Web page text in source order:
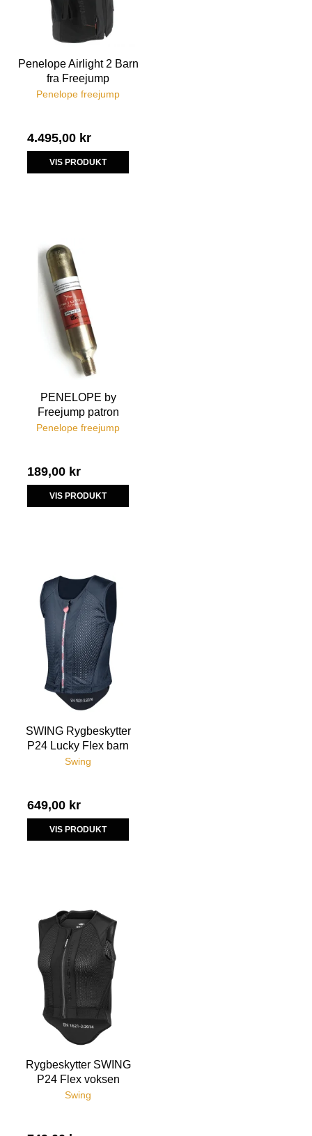
Penelope Airlight 2 Barn
fra Freejump
Penelope freejump
4.495,00 kr
VIS PRODUKT
PENELOPE by
Freejump patron
Penelope freejump
189,00 kr
VIS PRODUKT
SWING Rygbeskytter
P24 Lucky Flex barn
Swing
649,00 kr
VIS PRODUKT
Rygbeskytter SWING
P24 Flex voksen
Swing